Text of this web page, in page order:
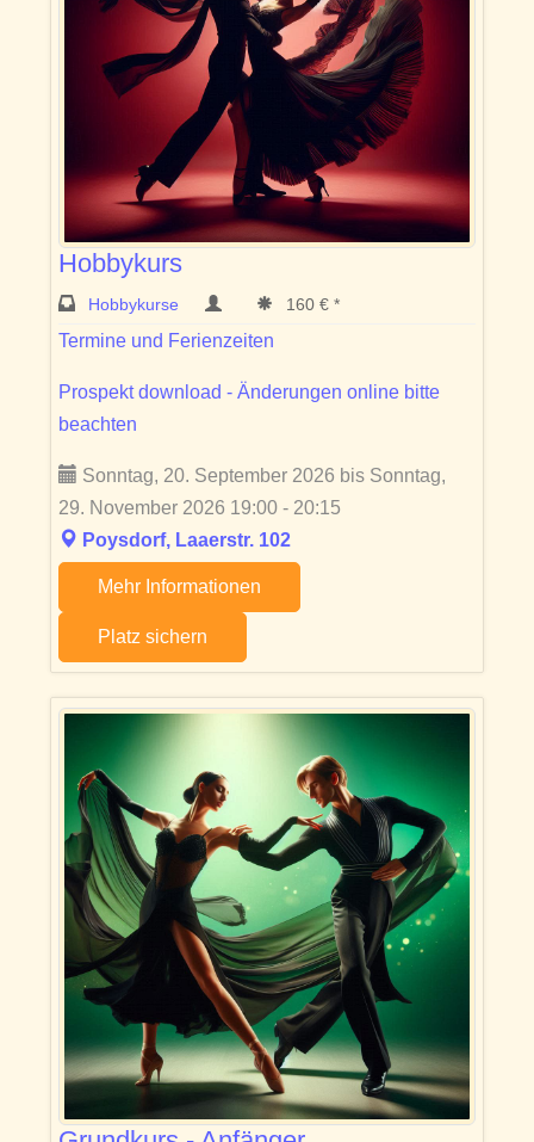
Hobbykurs
Hobbykurse 160 € *
Termine und Ferienzeiten
Prospekt download - Änderungen online bitte
beachten
Sonntag, 20. September 2026 bis Sonntag,
29. November 2026 19:00 - 20:15
Poysdorf, Laaerstr. 102
Mehr Informationen
Platz sichern